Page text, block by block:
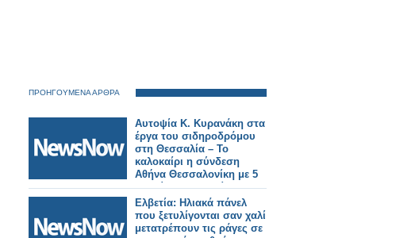
ΠΡΟΗΓΟΥΜΕΝΑ ΑΡΘΡΑ
Αυτοψία Κ. Κυρανάκη στα
έργα του σιδηροδρόμου
στη Θεσσαλία – Το
καλοκαίρι η σύνδεση
Αθήνα Θεσσαλονίκη με 5
δικλείδες ασφαλείας.
Ελβετία: Ηλιακά πάνελ
που ξετυλίγονται σαν χαλί
μετατρέπουν τις ράγες σε